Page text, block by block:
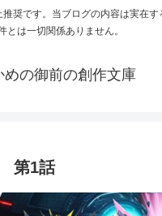
奨です。当ブログの内容は実在す
とは一切関係ありません。
めの御前の創作文庫
第1話